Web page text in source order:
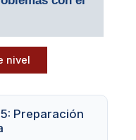
nivel
Preparación